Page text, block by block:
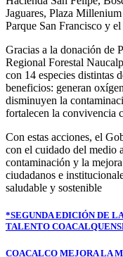
Jaguares, Plaza
Parque San Francisco y
Gracias a la donación de
Regional Forestal
con 14 especies distintas
beneficios: generan
disminuyen la
fortalecen la convivencia
Con estas acciones, el
con el cuidado del medio
contaminación y la
ciudadanos e
saludable y sostenible
Navegación
de
*SEGUNDA EDICIÓN DE
TALENTO
COACALCO MEJORA LA